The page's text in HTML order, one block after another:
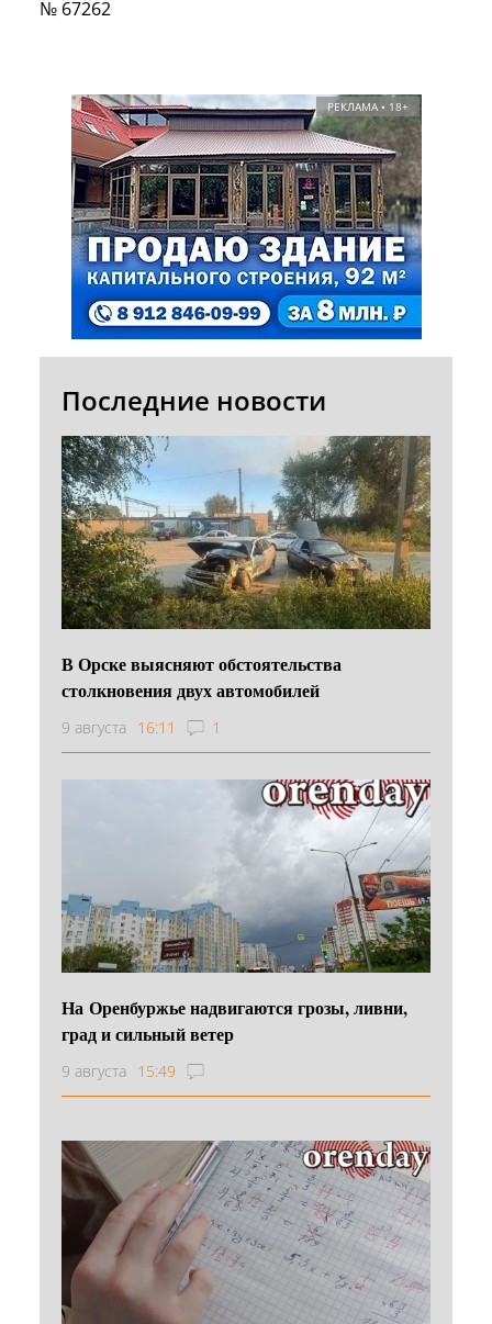
№ 67262
РЕКЛАМА • 18+
Последние новости
В Орске выясняют обстоятельства
столкновения двух автомобилей
9 августа 16:11 1
На Оренбуржье надвигаются грозы, ливни,
град и сильный ветер
9 августа 15:49